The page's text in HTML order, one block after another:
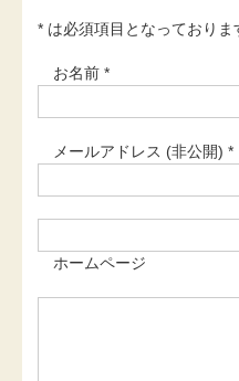
* は必須項目となっておりま
お名前 *
メールアドレス (非公開) *
ホームページ